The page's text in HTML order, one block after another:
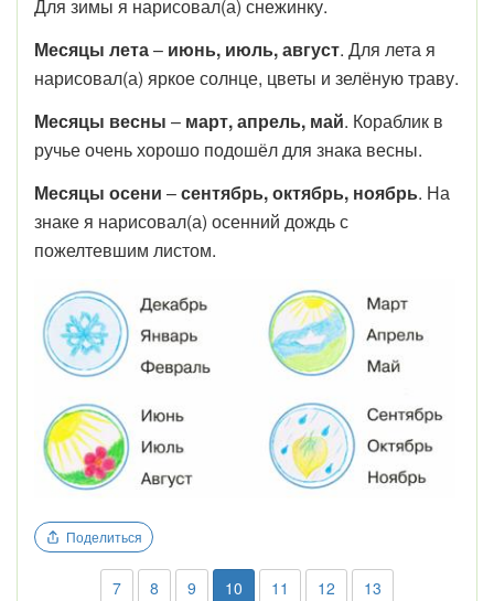
Для зимы я нарисовал(а) снежинку.
Месяцы лета– июнь, июль, август. Для лета я
нарисовал(а) яркое солнце, цветы и зелёную траву.
Месяцы весны – март, апрель, май. Кораблик в
ручье очень хорошо подошёл для знака весны.
Месяцы осени –сентябрь, октябрь, ноябрь. На
знаке я нарисовал(а) осенний дождь с
пожелтевшим листом.
Поделиться
7 8 9 10 11 12 13